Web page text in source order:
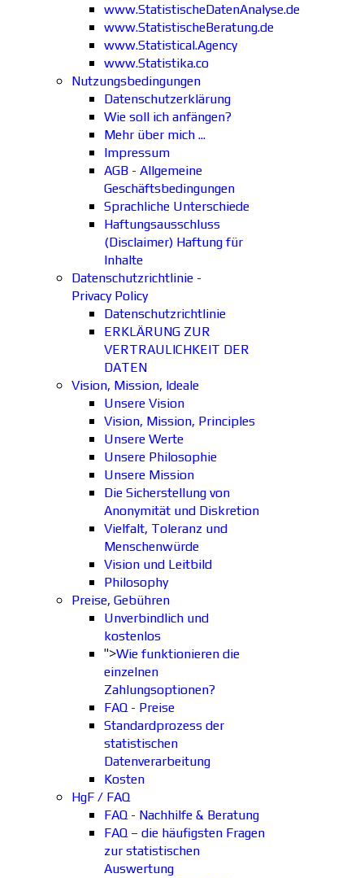
www.StatistischeDatenAnalyse.de
www.StatistischeBeratung.de
www.Statistical.Agency
www.Statistika.co
Nutzungsbedingungen
Datenschutzerklärung
Wie soll ich anfängen?
Mehr über mich ...
Impressum
AGB - Allgemeine
Geschäftsbedingungen
Sprachliche Unterschiede
Haftungsausschluss
(Disclaimer) Haftung für
Inhalte
Datenschutzrichtlinie -
Privacy Policy
Datenschutzrichtlinie
ERKLÄRUNG ZUR
VERTRAULICHKEIT DER
DATEN
Vision, Mission, Ideale
Unsere Vision
Vision, Mission, Principles
Unsere Werte
Unsere Philosophie
Unsere Mission
Die Sicherstellung von
Anonymität und Diskretion
Vielfalt, Toleranz und
Menschenwürde
Vision und Leitbild
Philosophy
Preise, Gebühren
Unverbindlich und
kostenlos
">Wie funktionieren die
einzelnen
Zahlungsoptionen?
FAQ - Preise
Standardprozess der
statistischen
Datenverarbeitung
Kosten
HgF / FAQ
FAQ - Nachhilfe & Beratung
FAQ – die häufigsten Fragen
zur statistischen
Auswertung